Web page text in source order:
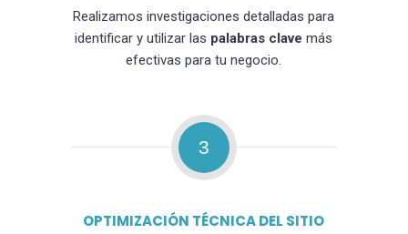
Realizamos investigaciones detalladas para
identificar y utilizar las palabras clave más
efectivas para tu negocio.
3
OPTIMIZACIÓN TÉCNICA DEL SITIO